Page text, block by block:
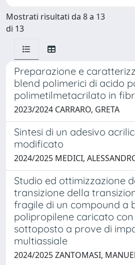
Mostrati risultati da 8 a 13
di 13
Preparazione e
blend polimerici di acido
polimetilmetacrilato in
2023/2024 CARRARO, GRETA
Sintesi di un adesivo
modificato
2024/2025 MEDICI,
Studio ed ottimizzazione
transizione della
fragile di un compound a
polipropilene caricato
sottoposto a prove di
multiassiale
2024/2025 ZANTOMASI,